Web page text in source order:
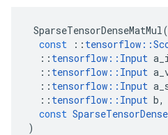
SparseTensorDenseMatMul(
const
:: tensorflow ::
:: tensorflow :: Input
:: tensorflow :: Input
:: tensorflow :: Input
:: tensorflow :: Input b,
const
)